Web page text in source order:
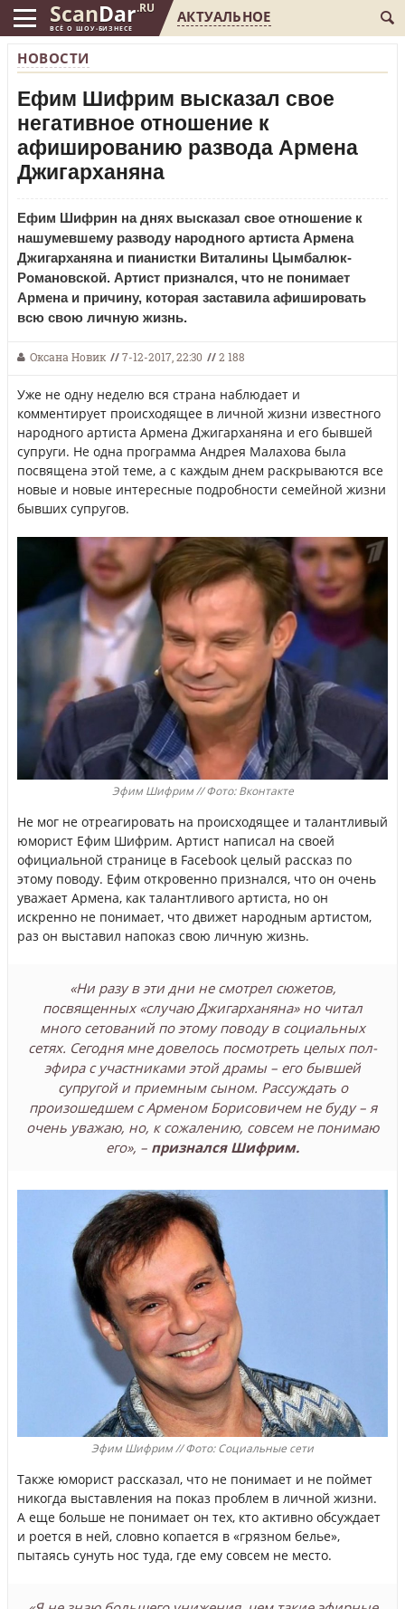
ScanDar.RU
ВСЁ О ШОУ-БИЗНЕСЕ
АКТУАЛЬНОЕ
НОВОСТИ
Ефим Шифрим высказал свое
негативное отношение к
афишированию развода Армена
Джигарханяна
Ефим Шифрин на днях высказал свое отношение к
нашумевшему разводу народного артиста Армена
Джигарханяна и пианистки Виталины Цымбалюк-
Романовской. Артист признался, что не понимает
Армена и причину, которая заставила афишировать
всю свою личную жизнь.
Оксана Новик //7-12-2017, 22:30 //2 188
Уже не одну неделю вся страна наблюдает и
комментирует происходящее в личной жизни известного
народного артиста Армена Джигарханяна и его бывшей
супруги. Не одна программа Андрея Малахова была
посвящена этой теме, а с каждым днем раскрываются все
новые и новые интересные подробности семейной жизни
бывших супругов.
Эфим Шифрим // Фото: Вконтакте
Не мог не отреагировать на происходящее и талантливый
юморист Ефим Шифрим. Артист написал на своей
официальной странице в Facebook целый рассказ по
этому поводу. Ефим откровенно признался, что он очень
уважает Армена, как талантливого артиста, но он
искренно не понимает, что движет народным артистом,
раз он выставил напоказ свою личную жизнь.
«Ни разу в эти дни не смотрел сюжетов,
посвященных «случаю Джигарханяна» но читал
много сетований по этому поводу в социальных
сетях. Сегодня мне довелось посмотреть целых пол-
эфира с участниками этой драмы – его бывшей
супругой и приемным сыном. Рассуждать о
произошедшем с Арменом Борисовичем не буду – я
очень уважаю, но, к сожалению, совсем не понимаю
его», – признался Шифрим.
Эфим Шифрим // Фото: Социальные сети
Также юморист рассказал, что не понимает и не поймет
никогда выставления на показ проблем в личной жизни.
А еще больше не понимает он тех, кто активно обсуждает
и роется в ней, словно копается в «грязном белье»,
пытаясь сунуть нос туда, где ему совсем не место.